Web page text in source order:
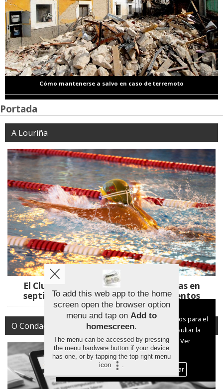
Cómo mantenerse a salvo en caso de terremoto
Portada
A Louriña
El Club Natación Mos abre sus puertas en
septiembre para captar jóvenes talentos
O Condado
Aviso sobre el Uso de cookies:
Utilizamos cookies nuestras y de terceros para el
funcionamiento del digital. Puedes consultar la
lista de cookies y como desconectarlas.
Ver
nuestra Política de Privacidad y Cookies
Aceptar Cookies
Personalizar
To add this web app to the home
screen open the browser option
menu and tap on Add to
homescreen.
The menu can be accessed by pressing
the menu hardware button if your device
has one, or by tapping the top right menu
icon
.